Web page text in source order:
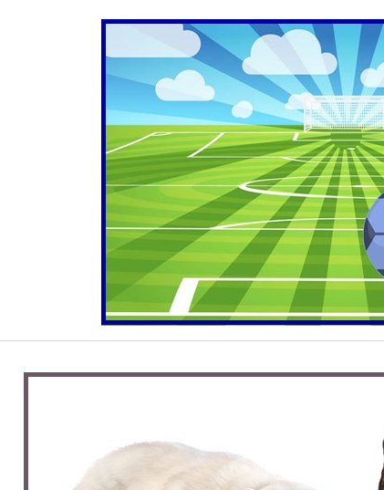
roabă pe sol
sau material plastic). Acestea reduc zona de
o aderență mai